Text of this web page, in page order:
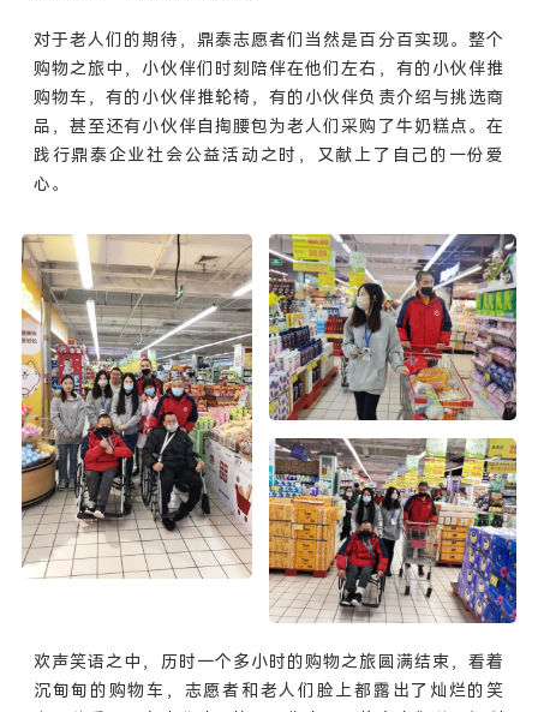
对于老人们的期待，鼎泰志愿者们当然是百分百实现。整个
购物之旅中，小伙伴们时刻陪伴在他们左右，有的小伙伴推
购物车，有的小伙伴推轮椅，有的小伙伴负责介绍与挑选商
品，甚至还有小伙伴自掏腰包为老人们采购了牛奶糕点。在
践行鼎泰企业社会公益活动之时，又献上了自己的一份爱
心。
欢声笑语之中，历时一个多小时的购物之旅圆满结束，看着
沉甸甸的购物车，志愿者和老人们脸上都露出了灿烂的笑